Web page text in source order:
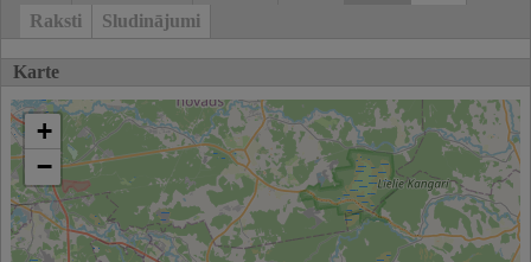
Raksti
Sludinājumi
Karte
+
−